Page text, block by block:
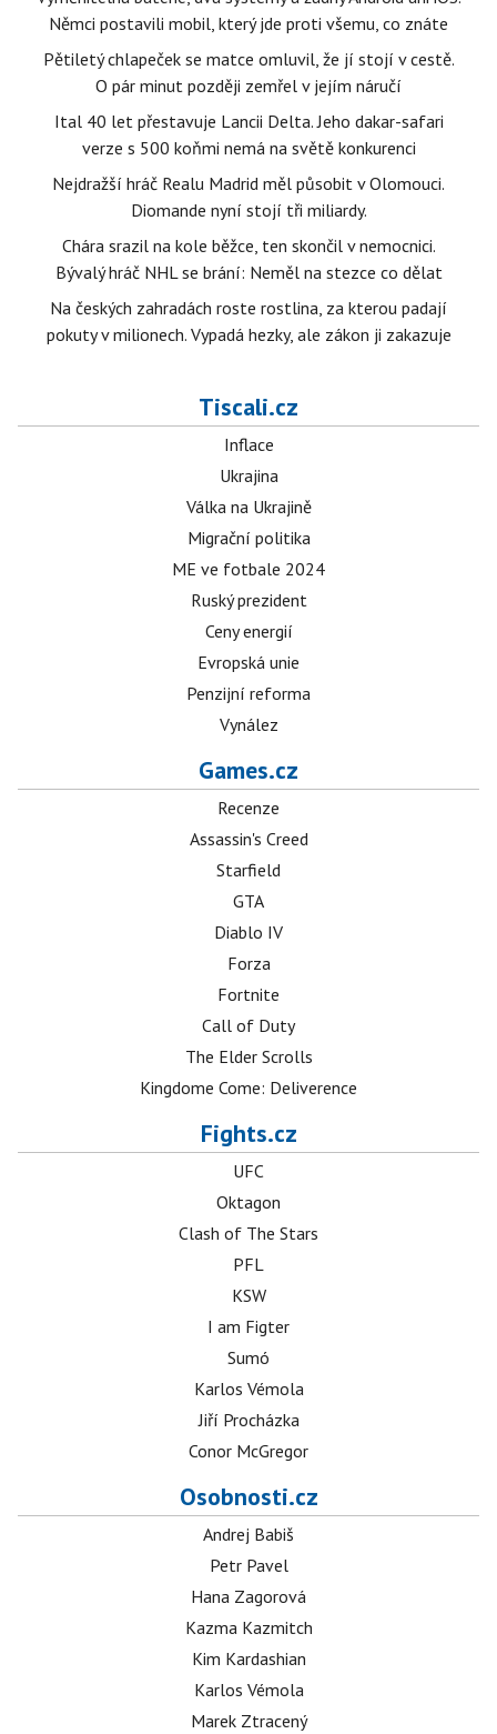
Němci postavili mobil, který jde proti všemu, co znáte
Pětiletý chlapeček se matce omluvil, že jí stojí v cestě.
O pár minut později zemřel v jejím náručí
Ital 40 let přestavuje Lancii Delta. Jeho dakar-safari
verze s 500 koňmi nemá na světě konkurenci
Nejdražší hráč Realu Madrid měl působit v Olomouci.
Diomande nyní stojí tři miliardy.
Chára srazil na kole běžce, ten skončil v nemocnici.
Bývalý hráč NHL se brání: Neměl na stezce co dělat
Na českých zahradách roste rostlina, za kterou padají
pokuty v milionech. Vypadá hezky, ale zákon ji zakazuje
Tiscali.cz
Inflace
Ukrajina
Válka na Ukrajině
Migrační politika
ME ve fotbale 2024
Ruský prezident
Ceny energií
Evropská unie
Penzijní reforma
Vynález
Games.cz
Recenze
Assassin's Creed
Starfield
GTA
Diablo IV
Forza
Fortnite
Call of Duty
The Elder Scrolls
Kingdome Come: Deliverence
Fights.cz
UFC
Oktagon
Clash of The Stars
PFL
KSW
I am Figter
Sumó
Karlos Vémola
Jiří Procházka
Conor McGregor
Osobnosti.cz
Andrej Babiš
Petr Pavel
Hana Zagorová
Kazma Kazmitch
Kim Kardashian
Karlos Vémola
Marek Ztracený